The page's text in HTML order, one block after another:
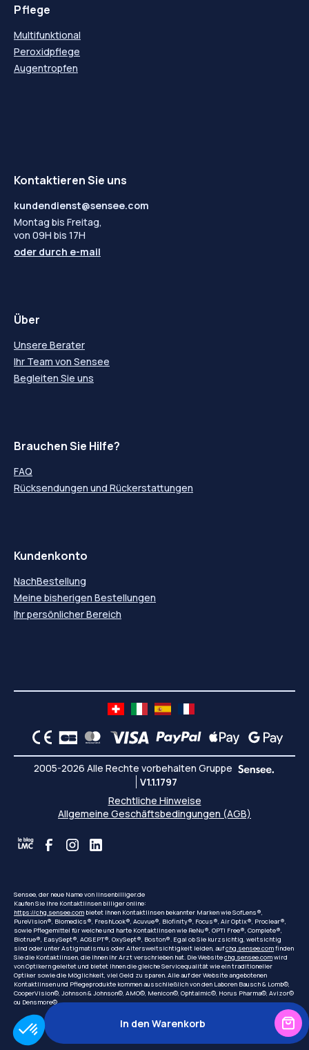
In den Warenkorb
Pflege
Multifunktional
Peroxidpflege
Augentropfen
Kontaktieren Sie uns
kundendienst@sensee.com
Montag bis Freitag,
von 09H bis 17H
oder durch e-mail
Über
Unsere Berater
Ihr Team von Sensee
Begleiten Sie uns
Brauchen Sie Hilfe?
FAQ
Rücksendungen und Rückerstattungen
Kundenkonto
NachBestellung
Meine bisherigen Bestellungen
Ihr persönlicher Bereich
2005-2026 Alle Rechte vorbehalten Gruppe
V1.1.1797
Rechtliche Hinweise
Allgemeine Geschäftsbedingungen (AGB)
Sensee, der neue Name von linsenbilliger.de
Kaufen Sie Ihre Kontaktlinsen billiger online:
https://chg.sensee.com bietet Ihnen Kontaktlinsen bekannter Marken wie SofLens®,
PureVision®, Biomedics®, FreshLook®, Acuvue®, Biofinity®, Focus®, Air Optix®, Proclear®,
sowie Pflegemittel für weiche und harte Kontaktlinsen wie ReNu®, OPTI Free®, Complete®,
Biotrue®, EasySept®, AOSEPT®, OxySept®, Boston®. Egal ob Sie kurzsichtig, weitsichtig
sind oder unter Astigmatismus oder Altersweitsichtigkeit leiden, aufchg.sensee.comfinden
Sie die Kontaktlinsen, die Ihnen Ihr Arzt verschrieben hat. Die Websitechg.sensee.comwird
von Optikern geleitet und bietet Ihnen die gleiche Servicequalität wie ein traditioneller
Optiker sowie die Möglichkeit, viel Geld zu sparen. Alle auf der Website angebotenen
Kontaktlinsen und Pflegeprodukte kommen ausschließlich von den Laboren Bausch & Lomb©,
CooperVision©, Johnson & Johnson©, AMO©, Menicon©, Ophtalmic©, Horus Pharma©, Avizor©
ou Densmore©.